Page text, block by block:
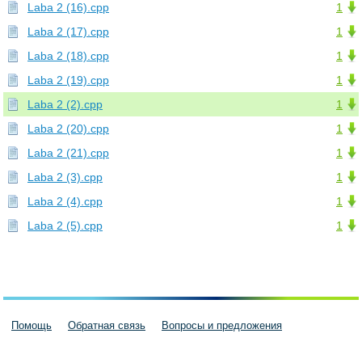
1
Laba 2 (16).cpp
1
Laba 2 (17).cpp
1
Laba 2 (18).cpp
1
Laba 2 (19).cpp
1
Laba 2 (2).cpp
1
Laba 2 (20).cpp
1
Laba 2 (21).cpp
1
Laba 2 (3).cpp
1
Laba 2 (4).cpp
1
Laba 2 (5).cpp
Помощь Обратная связь Вопросы и предложения